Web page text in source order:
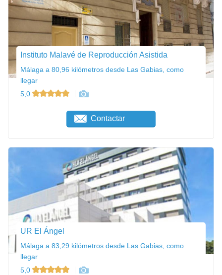
Instituto Malavé de Reproducción Asistida
Málaga a 80,96 kilómetros desde Las Gabias, como
llegar
5,0
Contactar
UR El Ángel
Málaga a 83,29 kilómetros desde Las Gabias, como
llegar
5,0